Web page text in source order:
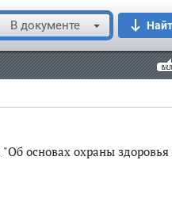
В документе
основах охраны